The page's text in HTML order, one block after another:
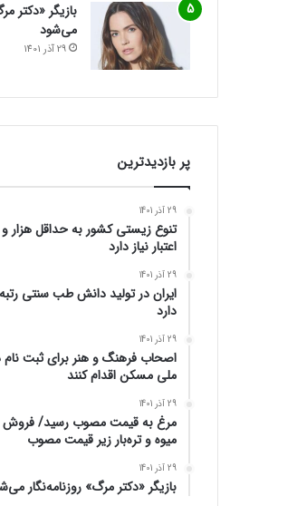
بازیگر «دکتر
می‌شود
29 آذر 1401
پر بازدیدترین
29 آذر 1401
اعتبار نیاز دارد
29 آذر 1401
ایران در تولید دانش طب سنتی رتبه
دارد
29 آذر 1401
اصحاب فرهنگ و هنر برای ثبت
ملی مسکن اقدام کنند
29 آذر 1401
مرغ به قیمت مصوب رسید/ فروش
میوه و تره‌بار زیر قیمت مصوب
29 آذر 1401
بازیگر «دکتر مرگ» روزنامه‌نگار